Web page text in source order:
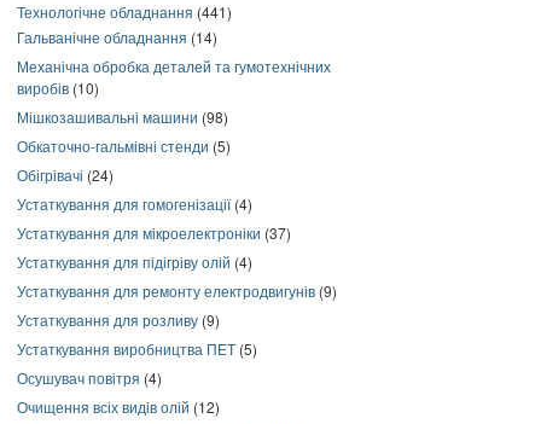
Технологічне обладнання (441)
Гальванічне обладнання (14)
Механічна обробка деталей та гумотехнічних
виробів (10)
Мішкозашивальні машини (98)
Обкаточно-гальмівні стенди (5)
Обігрівачі (24)
Устаткування для гомогенізації(4)
Устаткування для мікроелектроніки (37)
Устаткування для підігріву олій (4)
Устаткування для ремонту електродвигунів (9)
Устаткування для розливу (9)
Устаткування виробництва ПЕТ (5)
Осушувач повітря (4)
Очищення всіх видів олій (12)